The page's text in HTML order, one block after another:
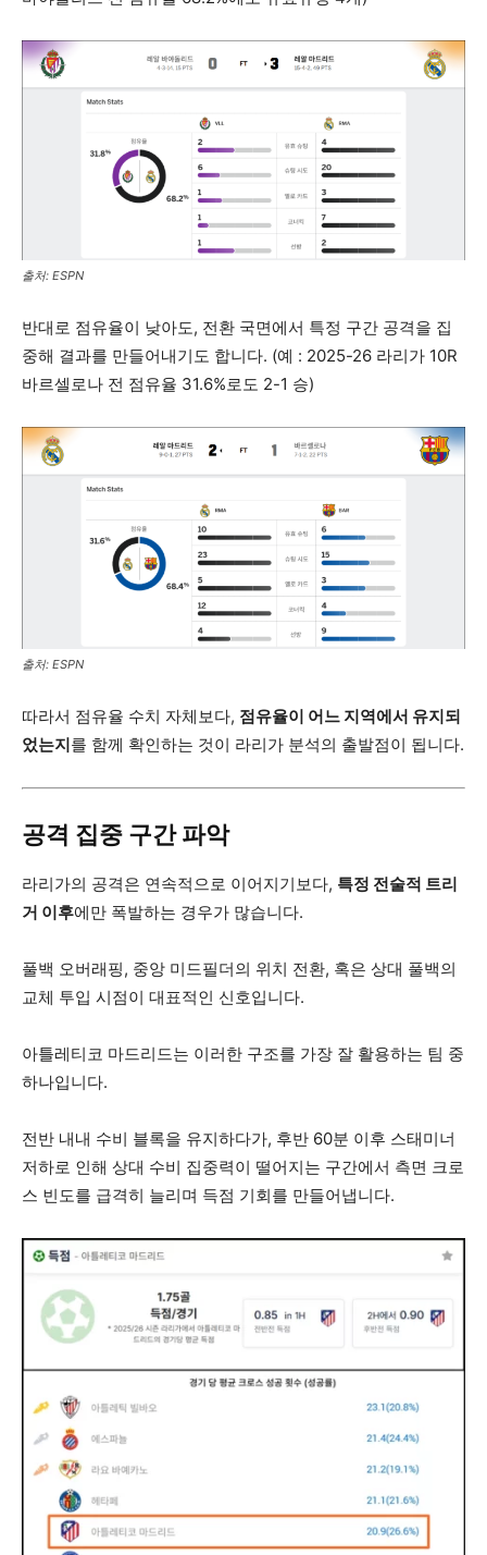
출처: ESPN
반대로 점유율이 낮아도, 전환 국면에서 특정 구간 공격을 집
중해 결과를 만들어내기도 합니다. (예 : 2025-26 라리가 10R
바르셀로나 전 점유율 31.6%로도 2-1 승)
출처: ESPN
따라서 점유율 수치 자체보다, 점유율이 어느 지역에서 유지되
었는지를 함께 확인하는 것이 라리가 분석의 출발점이 됩니다.
공격 집중 구간 파악
라리가의 공격은 연속적으로 이어지기보다, 특정 전술적 트리
거 이후에만 폭발하는 경우가 많습니다.
풀백 오버래핑, 중앙 미드필더의 위치 전환, 혹은 상대 풀백의
교체 투입 시점이 대표적인 신호입니다.
아틀레티코 마드리드는 이러한 구조를 가장 잘 활용하는 팀 중
하나입니다.
전반 내내 수비 블록을 유지하다가, 후반 60분 이후 스태미너
저하로 인해 상대 수비 집중력이 떨어지는 구간에서 측면 크로
스 빈도를 급격히 늘리며 득점 기회를 만들어냅니다.